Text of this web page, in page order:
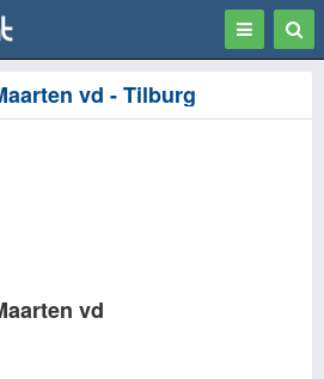
Toggle
vd - Tilburg
vd